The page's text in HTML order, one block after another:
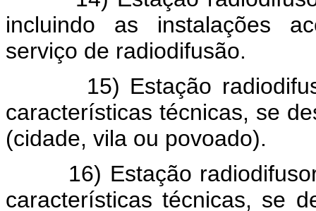
incluindo as instalações
serviço de radiodifusão.
15) Estação
características técnicas, se
(cidade, vila ou povoado).
16) Estação
características técnicas, se